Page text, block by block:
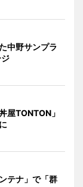
中野サンプラ
屋TONTON」
テナ」で「群